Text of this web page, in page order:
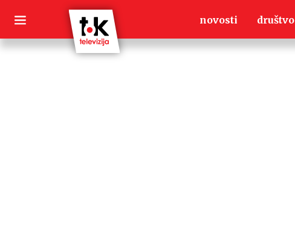
content
novosti društvo